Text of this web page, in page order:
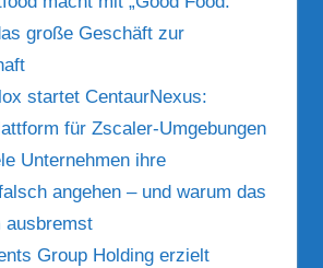
große Geschäft zur
startet CentaurNexus:
für Zscaler-Umgebungen
Unternehmen ihre
angehen – und warum das
ausbremst
Group Holding erzielt